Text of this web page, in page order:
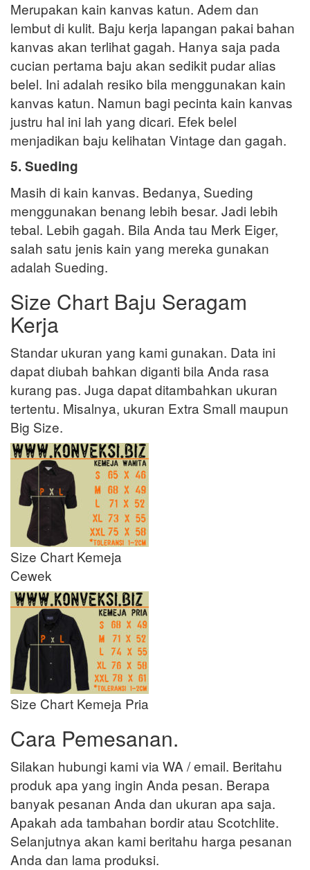
Merupakan kain kanvas katun. Adem dan
lembut di kulit. Baju kerja lapangan pakai bahan
kanvas akan terlihat gagah. Hanya saja pada
cucian pertama baju akan sedikit pudar alias
belel. Ini adalah resiko bila menggunakan kain
kanvas katun. Namun bagi pecinta kain kanvas
justru hal ini lah yang dicari. Efek belel
menjadikan baju kelihatan Vintage dan gagah.
5. Sueding
Masih di kain kanvas. Bedanya, Sueding
menggunakan benang lebih besar. Jadi lebih
tebal. Lebih gagah. Bila Anda tau Merk Eiger,
salah satu jenis kain yang mereka gunakan
adalah Sueding.
Size Chart Baju Seragam
Kerja
Standar ukuran yang kami gunakan. Data ini
dapat diubah bahkan diganti bila Anda rasa
kurang pas. Juga dapat ditambahkan ukuran
tertentu. Misalnya, ukuran Extra Small maupun
Big Size.
Size Chart Kemeja
Cewek
Size Chart Kemeja Pria
Cara Pemesanan.
Silakan hubungi kami via WA / email. Beritahu
produk apa yang ingin Anda pesan. Berapa
banyak pesanan Anda dan ukuran apa saja.
Apakah ada tambahan bordir atau Scotchlite.
Selanjutnya akan kami beritahu harga pesanan
Anda dan lama produksi.